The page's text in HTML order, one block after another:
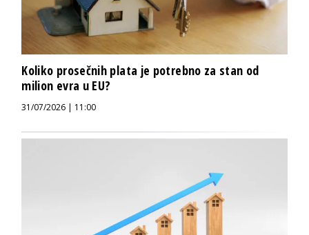
Koliko prosečnih plata je potrebno za stan od
milion evra u EU?
31/07/2026 | 11:00